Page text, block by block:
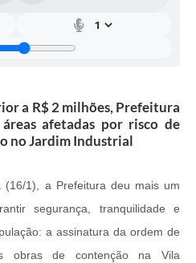
a R$ 2 milhões, Prefeitura
afetadas por risco de
no Jardim Industrial
(16/1), a Prefeitura deu mais um
segurança, tranquilidade e
a assinatura da ordem de
obras de contenção na Vila